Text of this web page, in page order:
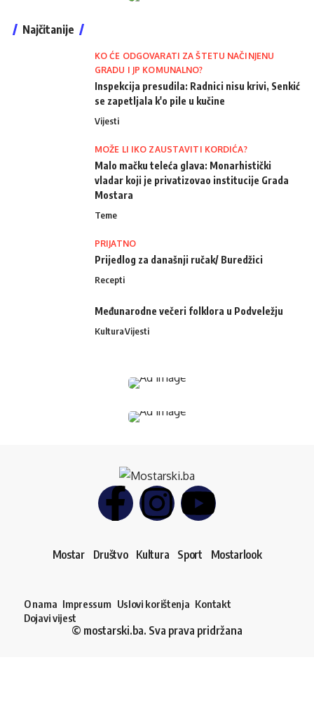
Najčitanije
KO ĆE ODGOVARATI ZA ŠTETU NAČINJENU
GRADU I JP KOMUNALNO?
Inspekcija presudila: Radnici nisu krivi, Senkić
se zapetljala k'o pile u kučine
Vijesti
MOŽE LI IKO ZAUSTAVITI KORDIĆA?
Malo mačku teleća glava: Monarhistički
vladar koji je privatizovao institucije Grada
Mostara
Teme
PRIJATNO
Prijedlog za današnji ručak/ Buredžici
Recepti
Međunarodne večeri folklora u Podveležju
KulturaVijesti
Mostar Društvo Kultura Sport Mostarlook
O nama Impressum Uslovi korištenja Kontakt
Dojavi vijest
© mostarski.ba. Sva prava pridržana